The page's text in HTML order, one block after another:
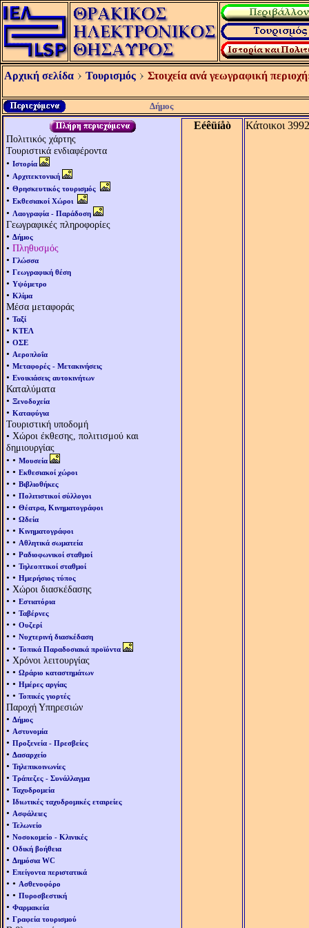
Αρχική σελίδα Τουρισμός Στοιχεία ανά γεωγραφική
Δήμος
Πολιτικός χάρτης
Τουριστικά ενδιαφέροντα
• Ιστορία
• Αρχιτεκτονική
• Θρησκευτικός τουρισμός
• Εκθεσιακοί Χώροι
• Λαογραφία - Παράδοση
Γεωγραφικές πληροφορίες
• Δήμος
• Πληθυσμός
• Γλώσσα
• Γεωγραφική θέση
• Υψόμετρο
• Κλίμα
Μέσα μεταφοράς
• Ταξί
• ΚΤΕΛ
• ΟΣΕ
• Αεροπλοΐα
• Μεταφορές - Μετακινήσεις
• Ενοικιάσεις αυτοκινήτων
Καταλύματα
• Ξενοδοχεία
• Καταφύγια
Τουριστική υποδομή
• Χώροι έκθεσης, πολιτισμού και
δημιουργίας
• • Μουσεία
• • Εκθεσιακοί χώροι
• • Βιβλιοθήκες
• • Πολιτιστικοί σύλλογοι
• • Θέατρα, Κινηματογράφοι
• • Ωδεία
• • Κινηματογράφοι
• • Αθλητικά σωματεία
• • Ραδιοφωνικοί σταθμοί
• • Τηλεοπτικοί σταθμοί
• • Ημερήσιος τύπος
• Χώροι διασκέδασης
• • Εστιατόρια
• • Ταβέρνες
• • Ουζερί
• • Νυχτερινή διασκέδαση
• • Τοπικά Παραδοσιακά προϊόντα
• Χρόνοι λειτουργίας
• • Ωράριο καταστημάτων
• • Ημέρες αργίας
• • Τοπικές γιορτές
Παροχή Υπηρεσιών
• Δήμος
• Αστυνομία
• Προξενεία - Πρεσβείες
• Δασαρχείο
• Τηλεπικοινωνίες
• Τράπεζες - Συνάλλαγμα
• Ταχυδρομεία
• Ιδιωτικές ταχυδρομικές εταιρείες
• Ασφάλειες
• Τελωνείο
• Νοσοκομείο - Κλινικές
• Οδική βοήθεια
• Δημόσια WC
• Επείγοντα περιστατικά
• • Ασθενοφόρο
• • Πυροσβεστική
• Φαρμακεία
• Γραφεία τουρισμού
Eéêüíåò Κάτοικοι